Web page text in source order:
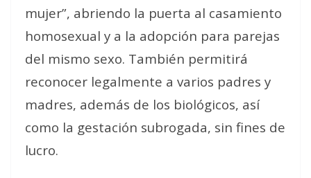
mujer”, abriendo la puerta al casamiento
homosexual y a la adopción para parejas
del mismo sexo. También permitirá
reconocer legalmente a varios padres y
madres, además de los biológicos, así
como la gestación subrogada, sin fines de
lucro.